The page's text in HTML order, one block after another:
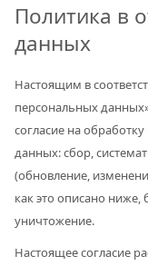
Политика в
данных
Настоящим в
персональных
согласие на
данных: сбор,
(обновление,
как это описано ниже,
уничтожение.
Настоящее согласие